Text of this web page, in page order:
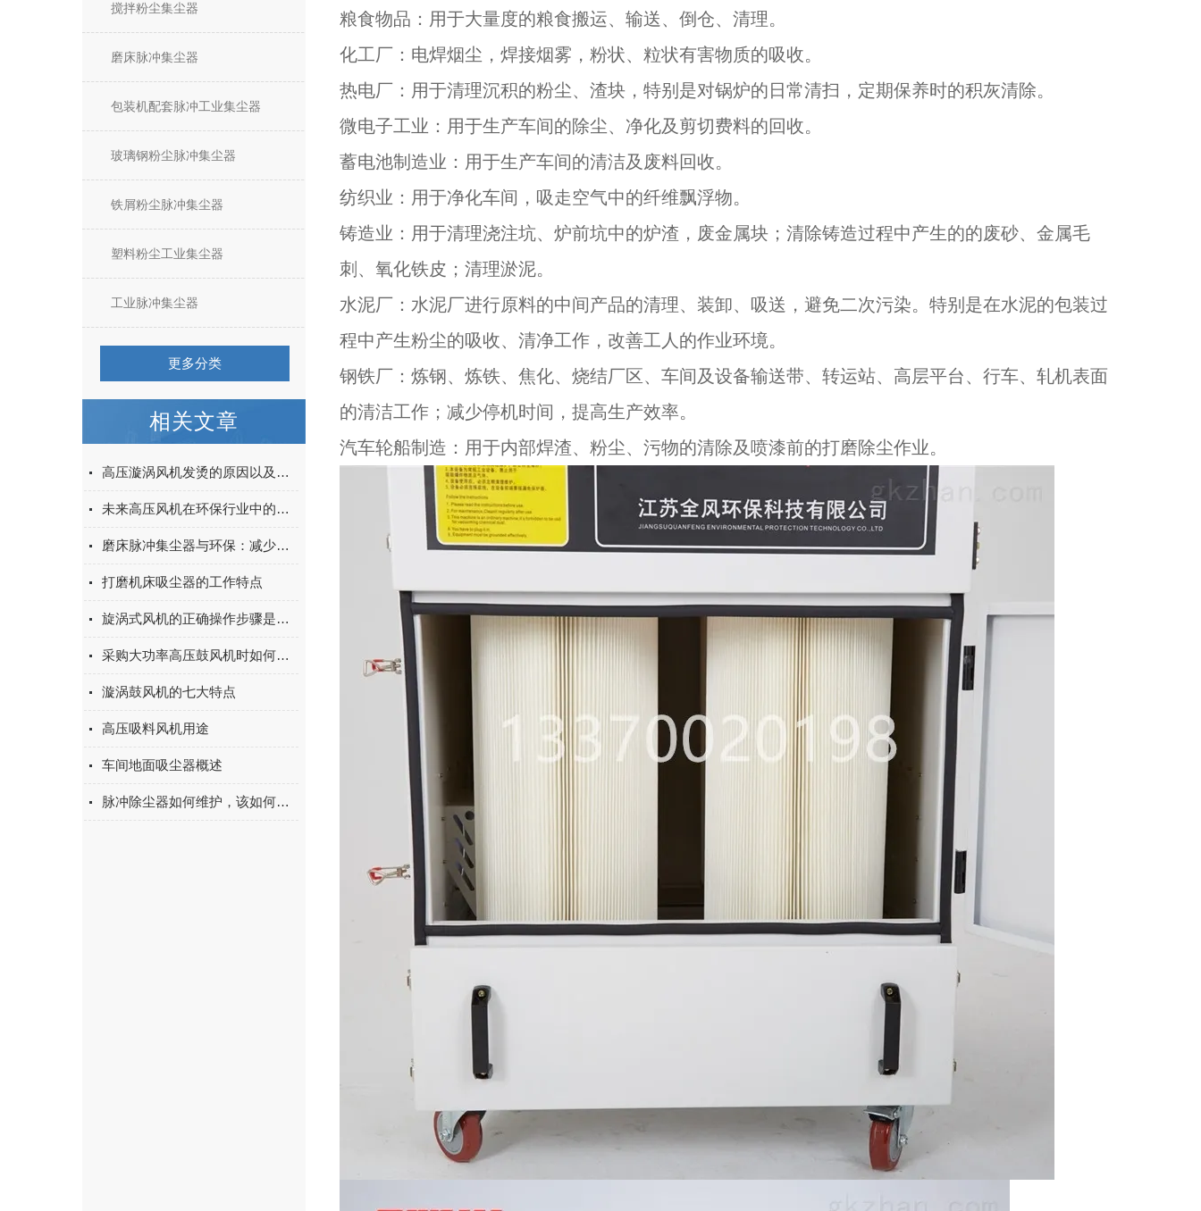
搅拌粉尘集尘器
磨床脉冲集尘器
包装机配套脉冲工业集尘器
玻璃钢粉尘脉冲集尘器
铁屑粉尘脉冲集尘器
塑料粉尘工业集尘器
工业脉冲集尘器
更多分类
相关文章
高压漩涡风机发烫的原因以及怎么解决
未来高压风机在环保行业中的应用前景
磨床脉冲集尘器与环保：减少工业废气的重要工具
打磨机床吸尘器的工作特点
旋涡式风机的正确操作步骤是什么
采购大功率高压鼓风机时如何避免性能虚标陷阱？
漩涡鼓风机的七大特点
高压吸料风机用途
车间地面吸尘器概述
脉冲除尘器如何维护，该如何故障排查？
粮食物品：用于大量度的粮食搬运、输送、倒仓、清理。
化工厂：电焊烟尘，焊接烟雾，粉状、粒状有害物质的吸收。
热电厂：用于清理沉积的粉尘、渣块，特别是对锅炉的日常清扫，定期保养时的积灰清除。
微电子工业：用于生产车间的除尘、净化及剪切费料的回收。
蓄电池制造业：用于生产车间的清洁及废料回收。
纺织业：用于净化车间，吸走空气中的纤维飘浮物。
铸造业：用于清理浇注坑、炉前坑中的炉渣，废金属块；清除铸造过程中产生的的废砂、金属毛
刺、氧化铁皮；清理淤泥。
水泥厂：水泥厂进行原料的中间产品的清理、装卸、吸送，避免二次污染。特别是在水泥的包装过
程中产生粉尘的吸收、清净工作，改善工人的作业环境。
钢铁厂：炼钢、炼铁、焦化、烧结厂区、车间及设备输送带、转运站、高层平台、行车、轧机表面
的清洁工作；减少停机时间，提高生产效率。
汽车轮船制造：用于内部焊渣、粉尘、污物的清除及喷漆前的打磨除尘作业。